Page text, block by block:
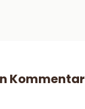
Kommentar